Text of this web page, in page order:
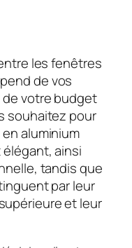
les fenêtres
de vos
votre budget
souhaitez pour
aluminium
ainsi
tandis que
par leur
et leur